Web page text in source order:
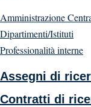
Amministrazione
Dipartimenti/Istituti
Professionalità interne
Assegni di
Contratti di